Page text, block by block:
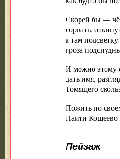
Скорей бы —
сорвать,
а там
гроза
И можно этому
дать имя,
Томящего
Пожить по
Найти Кощеево
Пейзаж